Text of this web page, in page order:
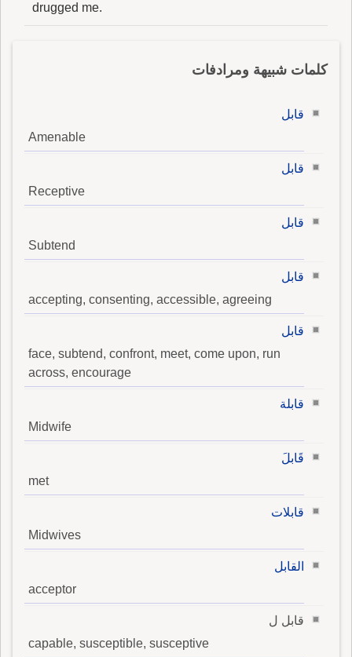
drugged me.
كلمات شبيهة ومرادفات
قابل
Amenable
قابل
Receptive
قابل
Subtend
قابل
accepting, consenting, accessible, agreeing
قابل
face, subtend, confront, meet, come upon, run
across, encourage
قابلة
Midwife
قَابلَ
met
قابلات
Midwives
القابل
acceptor
قابل ل
capable, susceptible, susceptive